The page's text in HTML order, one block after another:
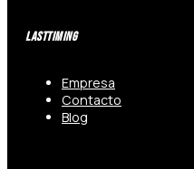
Lasttiming
Empresa
Contacto
Blog